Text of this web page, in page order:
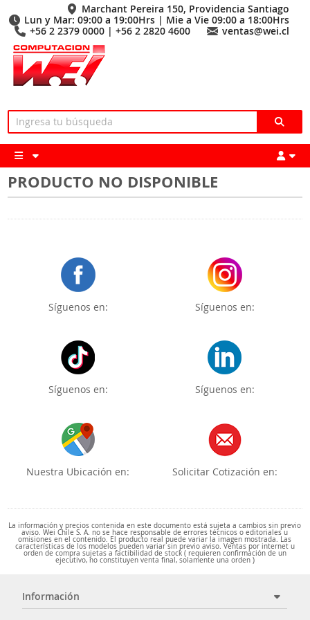
Marchant Pereira 150, Providencia Santiago
Lun y Mar: 09:00 a 19:00Hrs | Mie a Vie 09:00 a 18:00Hrs
+56 2 2379 0000 | +56 2 2820 4600
ventas@wei.cl
PRODUCTO NO DISPONIBLE
Síguenos en: Síguenos en:
Síguenos en: Síguenos en:
Nuestra Ubicación en: Solicitar Cotización en:
La información y precios contenida en este documento está sujeta a cambios sin previo
aviso. Wei Chile S. A. no se hace responsable de errores técnicos o editoriales u
omisiones en el contenido. El producto real puede variar la imagen mostrada. Las
características de los modelos pueden variar sin previo aviso. Ventas por internet u
orden de compra sujetas a factibilidad de stock ( requieren confirmación de un
ejecutivo, no constituyen venta final, solamente una orden )
Información